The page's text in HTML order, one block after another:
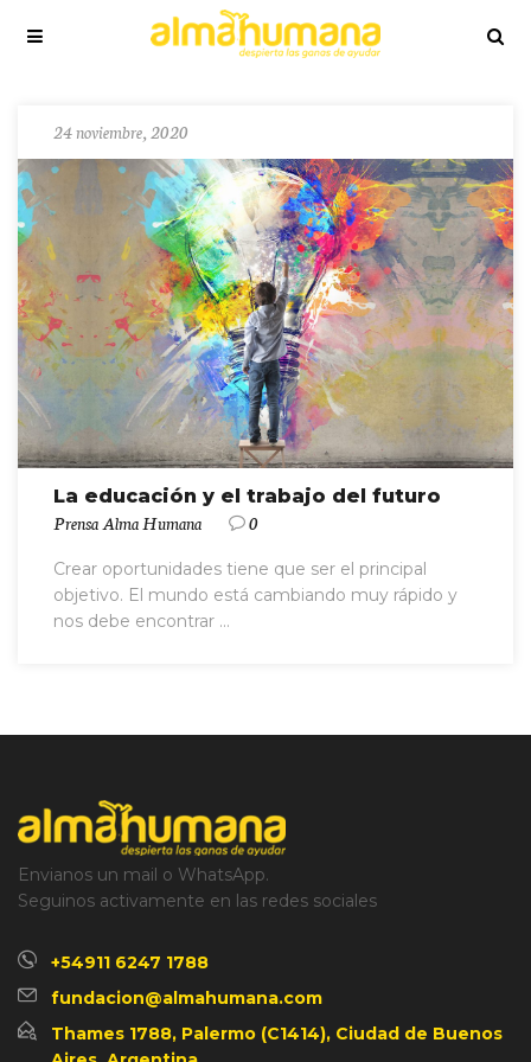
24 noviembre, 2020
La educación y el trabajo del futuro
Prensa Alma Humana 0
Crear oportunidades tiene que ser el principal
objetivo. El mundo está cambiando muy rápido y
nos debe encontrar ...
Envianos un mail o WhatsApp.
Seguinos activamente en las redes sociales
+54911 6247 1788
fundacion@almahumana.com
Thames 1788, Palermo (C1414), Ciudad de Buenos